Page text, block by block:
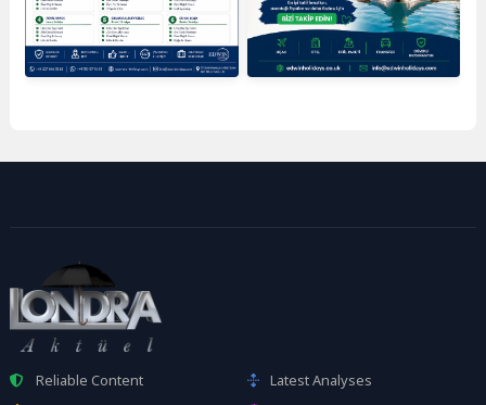
Reliable Content
Latest Analyses